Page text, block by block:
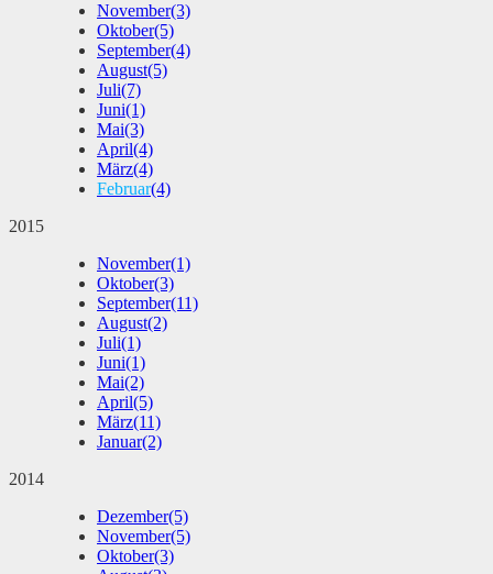
November(3)
Oktober(5)
September(4)
August(5)
Juli(7)
Juni(1)
Mai(3)
April(4)
März(4)
Februar(4)
2015
November(1)
Oktober(3)
September(11)
August(2)
Juli(1)
Juni(1)
Mai(2)
April(5)
März(11)
Januar(2)
2014
Dezember(5)
November(5)
Oktober(3)